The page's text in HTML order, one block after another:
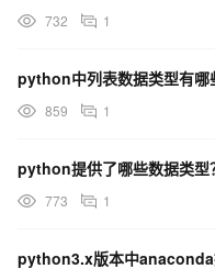
732 1
python中列表数据类型有哪
859 1
python提供了哪些数据类型
773 1
python3.x版本中anaconda